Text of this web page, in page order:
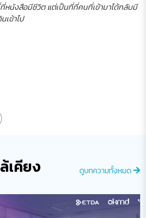
หนังสือมีชีวิต แต่เป็นที่ที่คนที่เข้ามาได้กลับมี
เข้าไป
เคียง ดูบทความทั้งหมด